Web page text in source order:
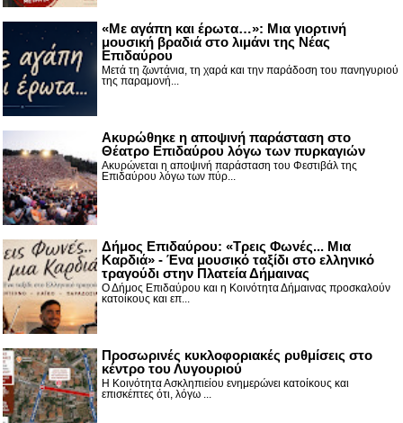
«Με αγάπη και έρωτα…»: Μια γιορτινή
μουσική βραδιά στο λιμάνι της Νέας
Επιδαύρου
Μετά τη ζωντάνια, τη χαρά και την παράδοση του πανηγυριού
της παραμονή...
Ακυρώθηκε η αποψινή παράσταση στο
Θέατρο Επιδαύρου λόγω των πυρκαγιών
Ακυρώνεται η αποψινή παράσταση του Φεστιβάλ της
Επιδαύρου λόγω των πύρ...
Δήμος Επιδαύρου: «Τρεις Φωνές... Μια
Καρδιά» - Ένα μουσικό ταξίδι στο ελληνικό
τραγούδι στην Πλατεία Δήμαινας
Ο Δήμος Επιδαύρου και η Κοινότητα Δήμαινας προσκαλούν
κατοίκους και επ...
Προσωρινές κυκλοφοριακές ρυθμίσεις στο
κέντρο του Λυγουριού
Η Κοινότητα Ασκληπιείου ενημερώνει κατοίκους και
επισκέπτες ότι, λόγω ...